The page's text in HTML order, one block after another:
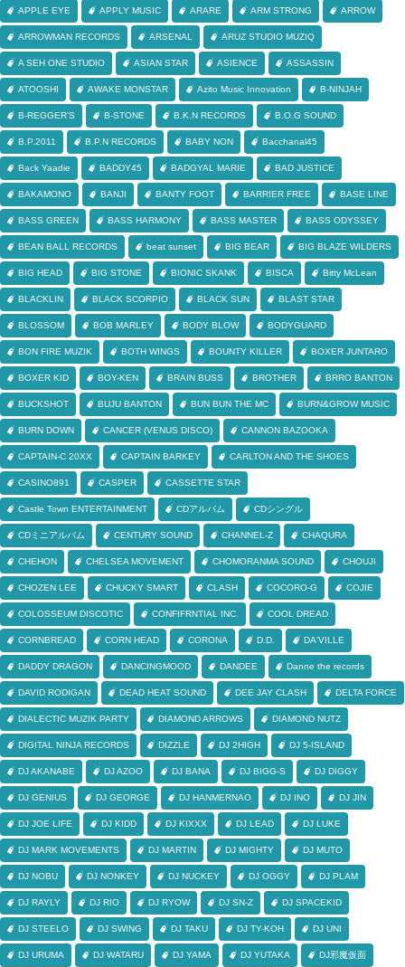
APPLE EYE APPLY MUSIC ARARE ARM STRONG ARROW
ARROWMAN RECORDS ARSENAL ARUZ STUDIO MUZIQ
A SEH ONE STUDIO ASIAN STAR ASIENCE ASSASSIN
ATOOSHI AWAKE MONSTAR Azito Music Innovation B-NINJAH
B-REGGER'S B-STONE B.K.N RECORDS B.O.G SOUND
B.P.2011 B.P.N RECORDS BABY NON Bacchanal45
Back Yaadie BADDY45 BADGYAL MARIE BAD JUSTICE
BAKAMONO BANJI BANTY FOOT BARRIER FREE BASE LINE
BASS GREEN BASS HARMONY BASS MASTER BASS ODYSSEY
BEAN BALL RECORDS beat sunset BIG BEAR BIG BLAZE WILDERS
BIG HEAD BIG STONE BIONIC SKANK BISCA Bitty McLean
BLACKLIN BLACK SCORPIO BLACK SUN BLAST STAR
BLOSSOM BOB MARLEY BODY BLOW BODYGUARD
BON FIRE MUZIK BOTH WINGS BOUNTY KILLER BOXER JUNTARO
BOXER KID BOY-KEN BRAIN BUSS BROTHER BRRO BANTON
BUCKSHOT BUJU BANTON BUN BUN THE MC BURN&GROW MUSIC
BURN DOWN CANCER (VENUS DISCO) CANNON BAZOOKA
CAPTAIN-C 20XX CAPTAIN BARKEY CARLTON AND THE SHOES
CASINO891 CASPER CASSETTE STAR
Castle Town ENTERTAINMENT CDアルバム CDシングル
CDミニアルバム CENTURY SOUND CHANNEL-Z CHAQURA
CHEHON CHELSEA MOVEMENT CHOMORANMA SOUND CHOUJI
CHOZEN LEE CHUCKY SMART CLASH COCORO-G COJIE
COLOSSEUM DISCOTIC CONFIFRNTIAL INC. COOL DREAD
CORNBREAD CORN HEAD CORONA D.D. DA'VILLE
DADDY DRAGON DANCINGMOOD DANDEE Danne the records
DAVID RODIGAN DEAD HEAT SOUND DEE JAY CLASH DELTA FORCE
DIALECTIC MUZIK PARTY DIAMOND ARROWS DIAMOND NUTZ
DIGITAL NINJA RECORDS DIZZLE DJ 2HIGH DJ 5-ISLAND
DJ AKANABE DJ AZOO DJ BANA DJ BIGG-S DJ DIGGY
DJ GENIUS DJ GEORGE DJ HANMERNAO DJ INO DJ JIN
DJ JOE LIFE DJ KIDD DJ KIXXX DJ LEAD DJ LUKE
DJ MARK MOVEMENTS DJ MARTIN DJ MIGHTY DJ MUTO
DJ NOBU DJ NONKEY DJ NUCKEY DJ OGGY DJ PLAM
DJ RAYLY DJ RIO DJ RYOW DJ SN-Z DJ SPACEKID
DJ STEELO DJ SWING DJ TAKU DJ TY-KOH DJ UNI
DJ URUMA DJ WATARU DJ YAMA DJ YUTAKA DJ邪魔仮面